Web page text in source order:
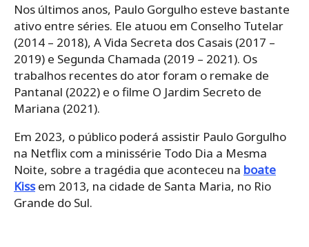
Nos últimos anos, Paulo Gorgulho esteve bastante
ativo entre séries. Ele atuou em Conselho Tutelar
(2014 – 2018), A Vida Secreta dos Casais (2017 –
2019) e Segunda Chamada (2019 – 2021). Os
trabalhos recentes do ator foram o remake de
Pantanal (2022) e o filme O Jardim Secreto de
Mariana (2021).
Em 2023, o público poderá assistir Paulo Gorgulho
na Netflix com a minissérie Todo Dia a Mesma
Noite, sobre a tragédia que aconteceu na boate
Kissem 2013, na cidade de Santa Maria, no Rio
Grande do Sul.